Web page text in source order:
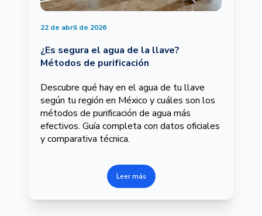
22 de abril de 2026
¿Es segura el agua de la llave?
Métodos de purificación
Descubre qué hay en el agua de tu llave
según tu región en México y cuáles son los
métodos de purificación de agua más
efectivos. Guía completa con datos oficiales
y comparativa técnica.
Leer más